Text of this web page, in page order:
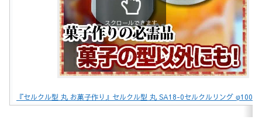
『セルクル型 丸 お菓子作り』セルクル型 丸 SA18-0セルクルリング
スクロールできます